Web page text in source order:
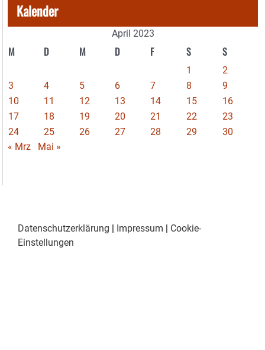
Kalender
April 2023
M D M D F S S
1
2
3
4 5 6 7 8
9
10
11 12 13 14 15
16
17
18 19 20 21 22
23
24
25 26 27 28 29
30
« Mrz
Mai »
Datenschutzerklärung | Impressum | Cookie-
Einstellungen